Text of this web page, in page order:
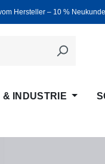
Hersteller ‒ 10 %
& INDUSTRIE